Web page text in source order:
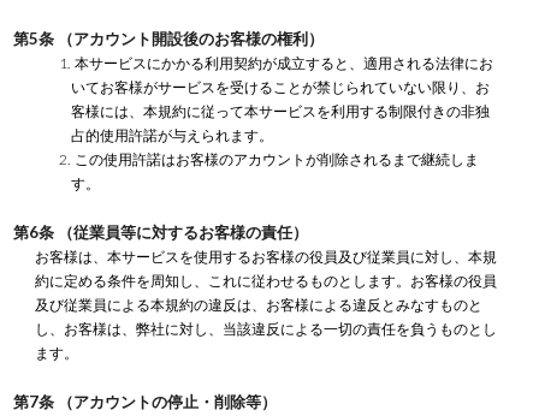
第5条 （アカウント開設後のお客様の権利）
1. 本サービスにかかる利用契約が成立すると、適用される法律にお
いてお客様がサービスを受けることが禁じられていない限り、お
客様には、本規約に従って本サービスを利用する制限付きの非独
占的使用許諾が与えられます。
2. この使用許諾はお客様のアカウントが削除されるまで継続しま
す。
第6条 （従業員等に対するお客様の責任）
お客様は、本サービスを使用するお客様の役員及び従業員に対し、本規
約に定める条件を周知し、これに従わせるものとします。お客様の役員
及び従業員による本規約の違反は、お客様による違反とみなすものと
し、お客様は、弊社に対し、当該違反による一切の責任を負うものとし
ます。
第7条 （アカウントの停止・削除等）